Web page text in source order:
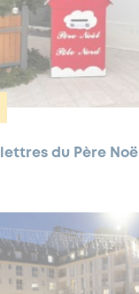
du Père Noël